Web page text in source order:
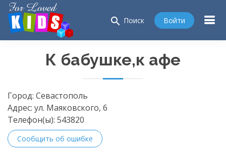
search Поиск Войти
К бабушке,к афе
Город: Севастополь
Адрес: ул. Маяковского, 6
Телефон(ы): 543820
Сообщить об ошибке